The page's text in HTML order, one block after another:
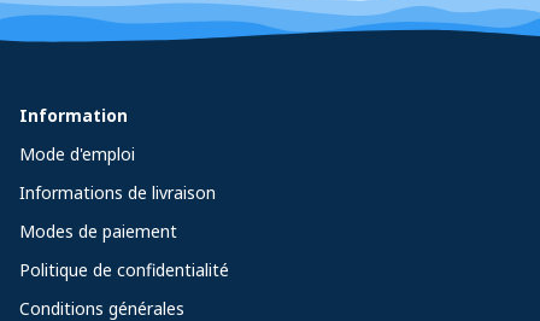
Information
Mode d'emploi
Informations de livraison
Modes de paiement
Politique de confidentialité
Conditions générales